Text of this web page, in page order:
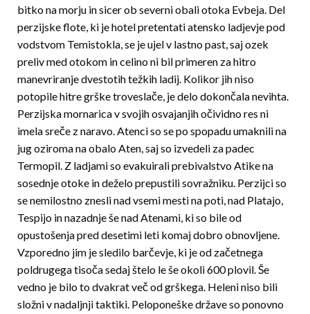
bitko na morju in sicer ob severni obali otoka Evbeja. Del
perzijske flote, ki je hotel pretentati atensko ladjevje pod
vodstvom Temistokla, se je ujel v lastno past, saj ozek
preliv med otokom in celino ni bil primeren za hitro
manevriranje dvestotih težkih ladij. Kolikor jih niso
potopile hitre grške troveslače, je delo dokončala nevihta.
Perzijska mornarica v svojih osvajanjih očividno res ni
imela sreče z naravo. Atenci so se po spopadu umaknili na
jug oziroma na obalo Aten, saj so izvedeli za padec
Termopil. Z ladjami so evakuirali prebivalstvo Atike na
sosednje otoke in deželo prepustili sovražniku. Perzijci so
se nemilostno znesli nad vsemi mesti na poti, nad Platajo,
Tespijo in nazadnje še nad Atenami, ki so bile od
opustošenja pred desetimi leti komaj dobro obnovljene.
Vzporedno jim je sledilo barčevje, ki je od začetnega
poldrugega tisoča sedaj štelo le še okoli 600 plovil. Še
vedno je bilo to dvakrat več od grškega. Heleni niso bili
složni v nadaljnji taktiki. Peloponeške države so ponovno